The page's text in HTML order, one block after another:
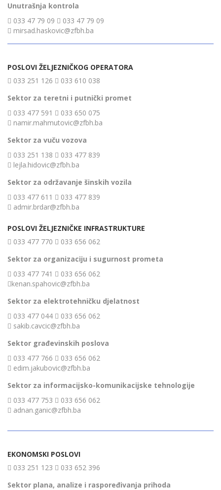
Unutrašnja kontrola
033 47 79 09
033 47 79 09
mirsad.haskovic@zfbh.ba
POSLOVI ŽELJEZNIČKOG OPERATORA
033 251 126
033 610 038
Sektor za teretni i putnički promet
033 477 591
033 650 075
namir.mahmutovic@zfbh.ba
Sektor za vuču vozova
033 251 138
033 477 839
lejla.hidovic@zfbh.ba
Sektor za održavanje šinskih vozila
033 477 611
033 477 839
admir.brdar@zfbh.ba
POSLOVI ŽELJEZNIČKE INFRASTRUKTURE
033 477 770
033 656 062
Sektor za organizaciju i sugurnost prometa
033 477 741
033 656 062
kenan.spahovic@zfbh.ba
Sektor za elektrotehničku djelatnost
033 477 044
033 656 062
sakib.cavcic@zfbh.ba
Sektor građevinskih poslova
033 477 766
033 656 062
edim.jakubovic@zfbh.ba
Sektor za informacijsko-komunikacijske tehnologije
033 477 753
033 656 062
adnan.ganic@zfbh.ba
EKONOMSKI POSLOVI
033 251 123
033 652 396
Sektor plana, analize i raspoređivanja prihoda